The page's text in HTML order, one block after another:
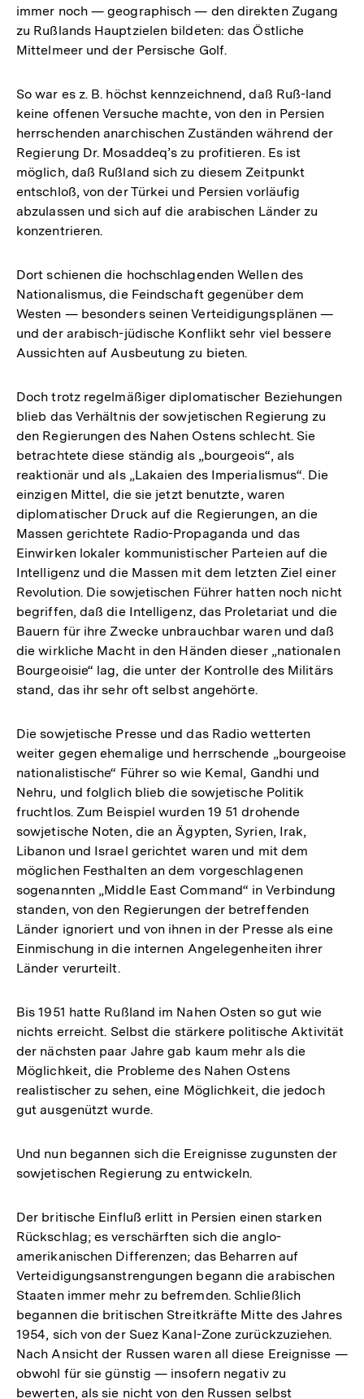
immer noch — geographisch — den direkten Zugang
zu Rußlands Hauptzielen bildeten: das Östliche
Mittelmeer und der Persische Golf.
So war es z. B. höchst kennzeichnend, daß Ruß-land
keine offenen Versuche machte, von den in Persien
herrschenden anarchischen Zuständen während der
Regierung Dr. Mosaddeq’s zu profitieren. Es ist
möglich, daß Rußland sich zu diesem Zeitpunkt
entschloß, von der Türkei und Persien vorläufig
abzulassen und sich auf die arabischen Länder zu
konzentrieren.
Dort schienen die hochschlagenden Wellen des
Nationalismus, die Feindschaft gegenüber dem
Westen — besonders seinen Verteidigungsplänen —
und der arabisch-jüdische Konflikt sehr viel bessere
Aussichten auf Ausbeutung zu bieten.
Doch trotz regelmäßiger diplomatischer Beziehungen
blieb das Verhältnis der sowjetischen Regierung zu
den Regierungen des Nahen Ostens schlecht. Sie
betrachtete diese ständig als „bourgeois“, als
reaktionär und als „Lakaien des Imperialismus“. Die
einzigen Mittel, die sie jetzt benutzte, waren
diplomatischer Druck auf die Regierungen, an die
Massen gerichtete Radio-Propaganda und das
Einwirken lokaler kommunistischer Parteien auf die
Intelligenz und die Massen mit dem letzten Ziel einer
Revolution. Die sowjetischen Führer hatten noch nicht
begriffen, daß die Intelligenz, das Proletariat und die
Bauern für ihre Zwecke unbrauchbar waren und daß
die wirkliche Macht in den Händen dieser „nationalen
Bourgeoisie“ lag, die unter der Kontrolle des Militärs
stand, das ihr sehr oft selbst angehörte.
Die sowjetische Presse und das Radio wetterten
weiter gegen ehemalige und herrschende „bourgeoise
nationalistische“ Führer so wie Kemal, Gandhi und
Nehru, und folglich blieb die sowjetische Politik
fruchtlos. Zum Beispiel wurden 19 51 drohende
sowjetische Noten, die an Ägypten, Syrien, Irak,
Libanon und Israel gerichtet waren und mit dem
möglichen Festhalten an dem vorgeschlagenen
sogenannten „Middle East Command“ in Verbindung
standen, von den Regierungen der betreffenden
Länder ignoriert und von ihnen in der Presse als eine
Einmischung in die internen Angelegenheiten ihrer
Länder verurteilt.
Bis 1951 hatte Rußland im Nahen Osten so gut wie
nichts erreicht. Selbst die stärkere politische Aktivität
der nächsten paar Jahre gab kaum mehr als die
Möglichkeit, die Probleme des Nahen Ostens
realistischer zu sehen, eine Möglichkeit, die jedoch
gut ausgenützt wurde.
Und nun begannen sich die Ereignisse zugunsten der
sowjetischen Regierung zu entwickeln.
Der britische Einfluß erlitt in Persien einen starken
Rückschlag; es verschärften sich die anglo-
amerikanischen Differenzen; das Beharren auf
Verteidigungsanstrengungen begann die arabischen
Staaten immer mehr zu befremden. Schließlich
begannen die britischen Streitkräfte Mitte des Jahres
1954, sich von der Suez Kanal-Zone zurückzuziehen.
Nach Ansicht der Russen waren all diese Ereignisse —
obwohl für sie günstig — insofern negativ zu
bewerten, als sie nicht von den Russen selbst